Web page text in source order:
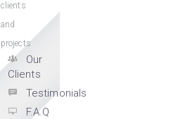
clients
and
projects
Our
Clients
Testimonials
F.A.Q